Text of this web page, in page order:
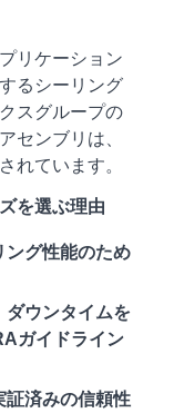
リケーション
るシーリング
スグループの
センブリは、
れています。
を選ぶ理由
ング性能のため
ダウンタイムを
ガイドライン
証済みの信頼性